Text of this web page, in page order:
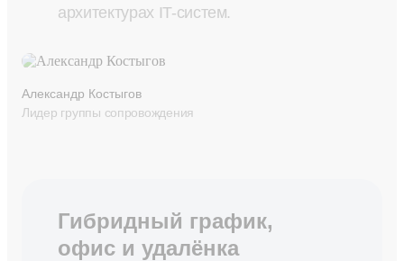
Александр Костыгов
Лидер группы сопровождения
архитектурах IT-систем.
Гибридный график,
офис и удалёнка